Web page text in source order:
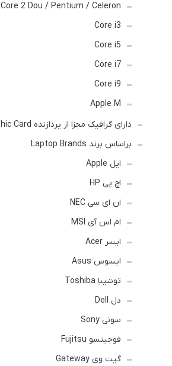
Core 2 Dou / Pentium / Celeron
Core i3
Core i5
Core i7
Core i9
Apple M
دارای گرافیک مجزا از پردازنده Graphic Card
براساس برند Laptop Brands
اپل Apple
اچ پی HP
ان ای سی NEC
ام اس آی MSI
ایسر Acer
ایسوس Asus
توشیبا Toshiba
دل Dell
سونی Sony
فوجیتسو Fujitsu
گیت وی Gateway